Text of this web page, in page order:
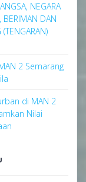
NEGARA
BERIMAN DAN
2 Semarang
di MAN 2
Nilai